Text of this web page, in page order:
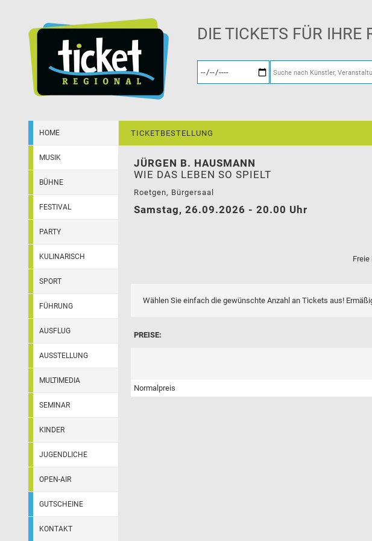
DIE TICKETS FÜR IHRE
HOME
MUSIK
BÜHNE
FESTIVAL
PARTY
KULINARISCH
SPORT
FÜHRUNG
AUSFLUG
AUSSTELLUNG
MULTIMEDIA
SEMINAR
KINDER
JUGENDLICHE
OPEN-AIR
GUTSCHEINE
KONTAKT
TICKETBESTELLUNG
JÜRGEN B. HAUSMANN
WIE DAS LEBEN SO SPIELT
Roetgen, Bürgersaal
Samstag, 26.09.2026 - 20.00 Uhr
Freie
Wählen Sie einfach die gewünschte Anzahl an Tickets aus!
PREISE:
Normalpreis